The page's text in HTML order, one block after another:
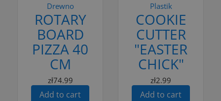
Drewno
ROTARY
BOARD
PIZZA 40
CM
zł74.99
Add to cart
Plastik
COOKIE
CUTTER
"EASTER
CHICK"
zł2.99
Add to cart